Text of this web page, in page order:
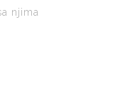
njima